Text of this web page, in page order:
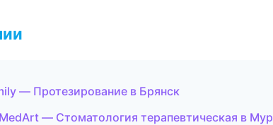
— Протезирование в Брянск
— Стоматология терапевтическая в